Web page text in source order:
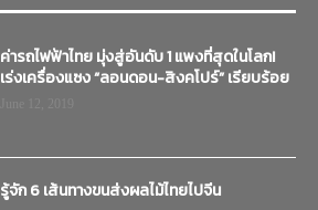
ค่ารถไฟฟ้าไทย มุ่งสู่อันดับ 1 แพงที่สุดในโลก!
เร่งเครื่องแซง “ลอนดอน-สิงคโปร์” เรียบร้อย
รู้จัก 6 เส้นทางขนส่งผลไม้ไทยไปจีน